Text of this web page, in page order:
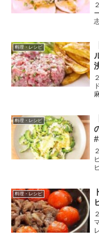
料理・レシピ
料理・レシピ
料理・レシピ